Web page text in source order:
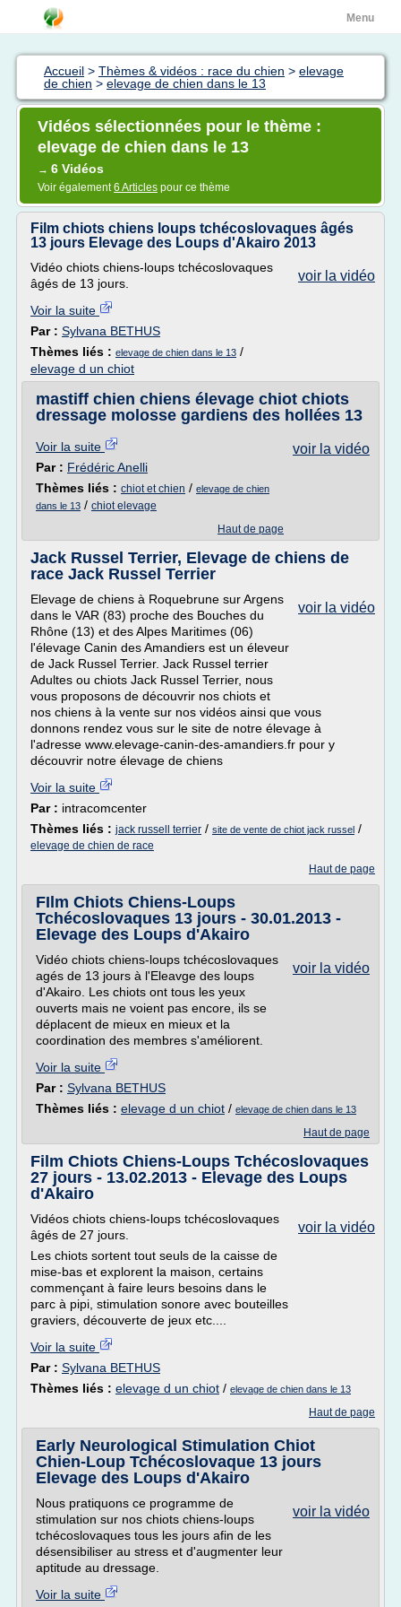
Menu
Accueil > Thèmes & vidéos : race du chien > elevage
de chien > elevage de chien dans le 13
Vidéos sélectionnées pour le thème :
elevage de chien dans le 13
→ 6 Vidéos
Voir également6 Articles pour ce thème
Film chiots chiens loups tchécoslovaques âgés
13 jours Elevage des Loups d'Akairo 2013
voir la vidéo
Vidéo chiots chiens-loups tchécoslovaques
âgés de 13 jours.
Voir la suite
Par : Sylvana BETHUS
Thèmes liés : elevage de chien dans le 13 /
elevage d un chiot
mastiff chien chiens élevage chiot chiots
dressage molosse gardiens des hollées 13
voir la vidéo
Voir la suite
Par : Frédéric Anelli
Thèmes liés : chiot et chien / elevage de chien
dans le 13 / chiot elevage
Haut de page
Jack Russel Terrier, Elevage de chiens de
race Jack Russel Terrier
voir la vidéo
Elevage de chiens à Roquebrune sur Argens
dans le VAR (83) proche des Bouches du
Rhône (13) et des Alpes Maritimes (06)
l'élevage Canin des Amandiers est un éleveur
de Jack Russel Terrier. Jack Russel terrier
Adultes ou chiots Jack Russel Terrier, nous
vous proposons de découvrir nos chiots et
nos chiens à la vente sur nos vidéos ainsi que vous
donnons rendez vous sur le site de notre élevage à
l'adresse www.elevage-canin-des-amandiers.fr pour y
découvrir notre élevage de chiens
Voir la suite
Par : intracomcenter
Thèmes liés : jack russell terrier / site de vente de chiot jack russel /
elevage de chien de race
Haut de page
FIlm Chiots Chiens-Loups
Tchécoslovaques 13 jours - 30.01.2013 -
Elevage des Loups d'Akairo
voir la vidéo
Vidéo chiots chiens-loups tchécoslovaques
agés de 13 jours à l'Eleavge des loups
d'Akairo. Les chiots ont tous les yeux
ouverts mais ne voient pas encore, ils se
déplacent de mieux en mieux et la
coordination des membres s'améliorent.
Voir la suite
Par : Sylvana BETHUS
Thèmes liés : elevage d un chiot / elevage de chien dans le 13
Haut de page
Film Chiots Chiens-Loups Tchécoslovaques
27 jours - 13.02.2013 - Elevage des Loups
d'Akairo
voir la vidéo
Vidéos chiots chiens-loups tchécoslovaques
âgés de 27 jours.
Les chiots sortent tout seuls de la caisse de
mise-bas et explorent la maison, certains
commençant à faire leurs besoins dans le
parc à pipi, stimulation sonore avec bouteilles
graviers, découverte de jeux etc....
Voir la suite
Par : Sylvana BETHUS
Thèmes liés : elevage d un chiot / elevage de chien dans le 13
Haut de page
Early Neurological Stimulation Chiot
Chien-Loup Tchécoslovaque 13 jours
Elevage des Loups d'Akairo
voir la vidéo
Nous pratiquons ce programme de
stimulation sur nos chiots chiens-loups
tchécoslovaques tous les jours afin de les
désensibiliser au stress et d'augmenter leur
aptitude au dressage.
Voir la suite